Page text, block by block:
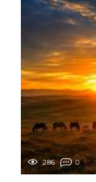
286 0